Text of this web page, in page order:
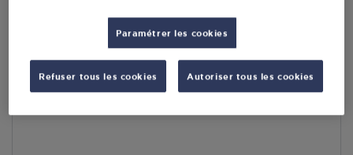
Accès
Paramétrer les cookies
Refuser tous les cookies Autoriser tous les cookies